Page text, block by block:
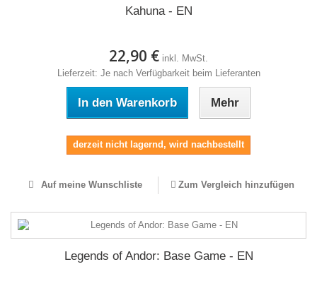
Kahuna - EN
22,90 € inkl. MwSt.
Lieferzeit: Je nach Verfügbarkeit beim Lieferanten
In den Warenkorb Mehr
derzeit nicht lagernd, wird nachbestellt
Auf meine Wunschliste Zum Vergleich hinzufügen
Legends of Andor: Base Game - EN